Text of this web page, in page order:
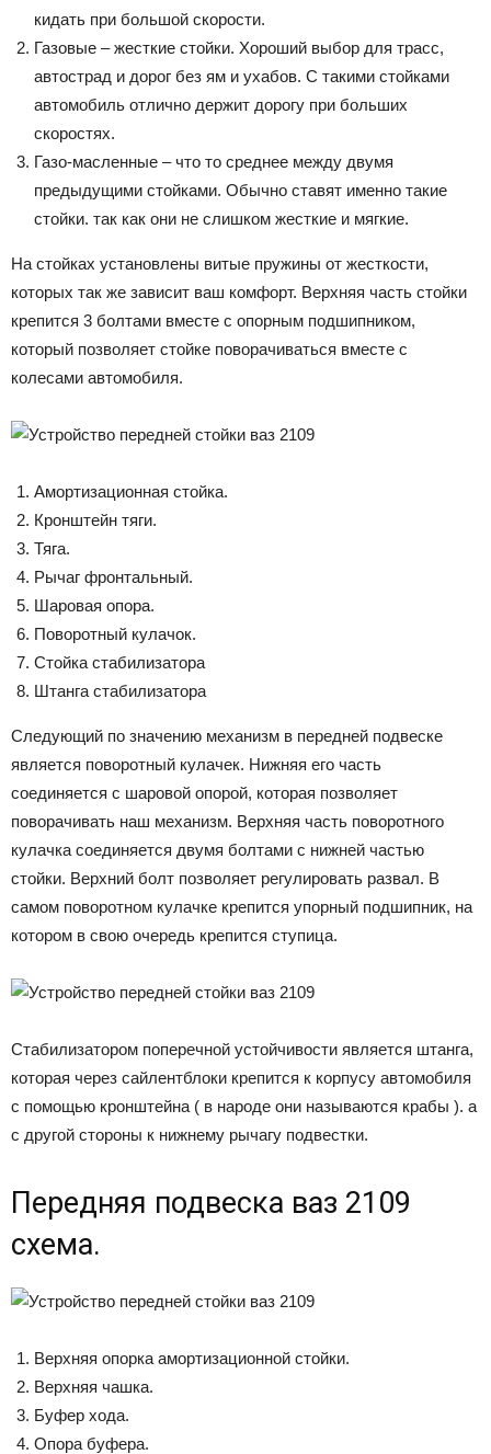
кидать при большой скорости.
Газовые – жесткие стойки. Хороший выбор для трасс,
автострад и дорог без ям и ухабов. С такими стойками
автомобиль отлично держит дорогу при больших
скоростях.
Газо-масленные – что то среднее между двумя
предыдущими стойками. Обычно ставят именно такие
стойки. так как они не слишком жесткие и мягкие.
На стойках установлены витые пружины от жесткости,
которых так же зависит ваш комфорт. Верхняя часть стойки
крепится 3 болтами вместе с опорным подшипником,
который позволяет стойке поворачиваться вместе с
колесами автомобиля.
Амортизационная стойка.
Кронштейн тяги.
Тяга.
Рычаг фронтальный.
Шаровая опора.
Поворотный кулачок.
Стойка стабилизатора
Штанга стабилизатора
Следующий по значению механизм в передней подвеске
является поворотный кулачек. Нижняя его часть
соединяется с шаровой опорой, которая позволяет
поворачивать наш механизм. Верхняя часть поворотного
кулачка соединяется двумя болтами с нижней частью
стойки. Верхний болт позволяет регулировать развал. В
самом поворотном кулачке крепится упорный подшипник, на
котором в свою очередь крепится ступица.
Стабилизатором поперечной устойчивости является штанга,
которая через сайлентблоки крепится к корпусу автомобиля
с помощью кронштейна ( в народе они называются крабы ). а
с другой стороны к нижнему рычагу подвестки.
Передняя подвеска ваз 2109
схема.
Верхняя опорка амортизационной стойки.
Верхняя чашка.
Буфер хода.
Опора буфера.